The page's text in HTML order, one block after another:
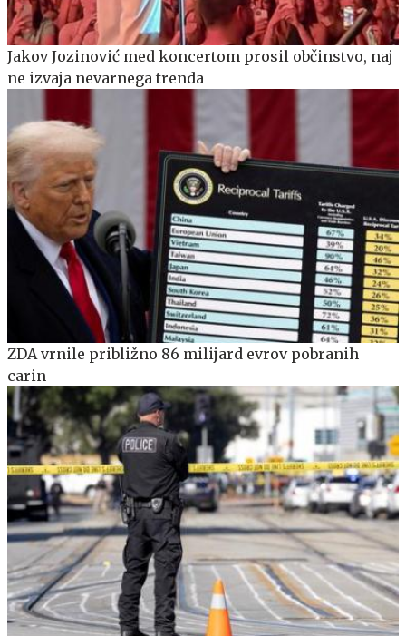
Jakov Jozinović med koncertom prosil občinstvo, naj
ne izvaja nevarnega trenda
ZDA vrnile približno 86 milijard evrov pobranih
carin